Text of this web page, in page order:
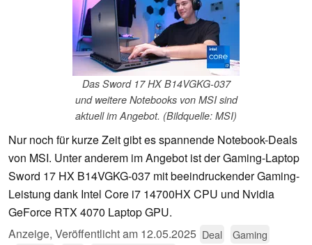
Das Sword 17 HX B14VGKG-037
und weitere Notebooks von MSI sind
aktuell im Angebot. (Bildquelle: MSI)
Nur noch für kurze Zeit gibt es spannende Notebook-Deals
von MSI. Unter anderem im Angebot ist der Gaming-Laptop
Sword 17 HX B14VGKG-037 mit beeindruckender Gaming-
Leistung dank Intel Core i7 14700HX CPU und Nvidia
GeForce RTX 4070 Laptop GPU.
Anzeige, Veröffentlicht am 12.05.2025 Deal
Gaming